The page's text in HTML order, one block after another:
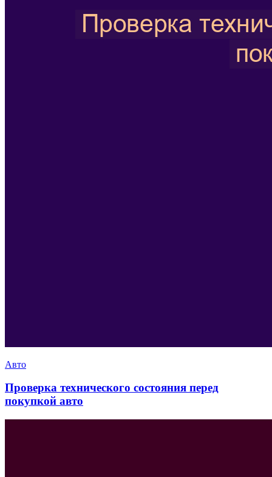
Авто
Проверка технического состояния перед
покупкой авто